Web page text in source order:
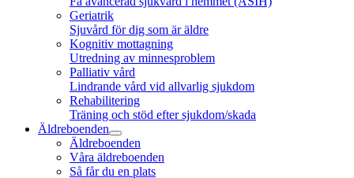
Geriatrik
Sjuvård för dig som är äldre
Kognitiv mottagning
Utredning av minnesproblem
Palliativ vård
Lindrande vård vid allvarlig sjukdom
Rehabilitering
Träning och stöd efter sjukdom/skada
Äldreboenden
Äldreboenden
Våra äldreboenden
Så får du en plats